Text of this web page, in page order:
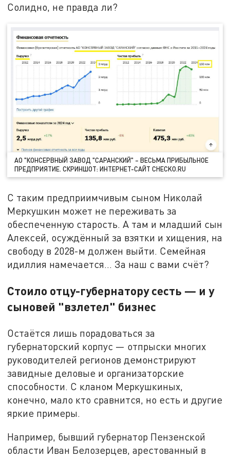
Солидно, не правда ли?
АО "КОНСЕРВНЫЙ ЗАВОД "САРАНСКИЙ" – ВЕСЬМА ПРИБЫЛЬНОЕ
ПРЕДПРИЯТИЕ. СКРИНШОТ: ИНТЕРНЕТ-САЙТ CHECKO.RU
С таким предприимчивым сыном Николай
Меркушкин может не переживать за
обеспеченную старость. А там и младший сын
Алексей, осуждённый за взятки и хищения, на
свободу в 2028-м должен выйти. Семейная
идиллия намечается… За наш с вами счёт?
Стоило отцу-губернатору сесть — и у
сыновей "взлетел" бизнес
Остаётся лишь порадоваться за
губернаторский корпус — отпрыски многих
руководителей регионов демонстрируют
завидные деловые и организаторские
способности. С кланом Меркушкиных,
конечно, мало кто сравнится, но есть и другие
яркие примеры.
Например, бывший губернатор Пензенской
области Иван Белозерцев, арестованный в